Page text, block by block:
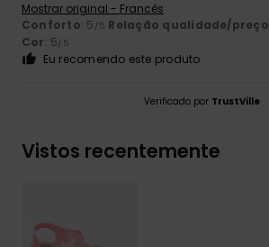
Mostrar original - Francês
Conforto: 5 /5 Relação qualidade/preço
Cor: 5/5
Eu recomendo este produto
Verificado por TrustVille
Vistos recentemente